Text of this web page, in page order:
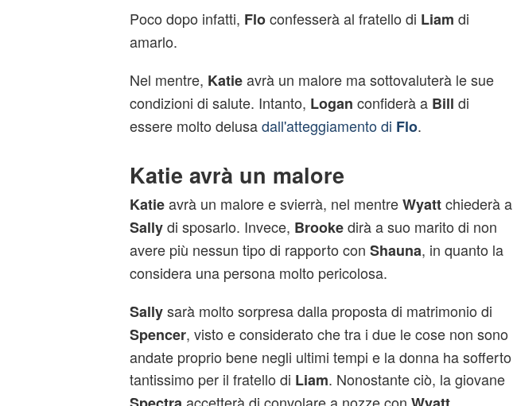
Poco dopo infatti, Floconfesserà al fratello di Liam di
amarlo.
Nel mentre, Katieavrà un malore ma sottovaluterà le sue
condizioni di salute. Intanto, Logan confiderà a Bill di
essere molto delusadall'atteggiamento di Flo.
Katie avrà un malore
Katieavrà un malore e svierrà, nel mentreWyattchiederà a
Sallydi sposarlo. Invece, Brookedirà a suo marito di non
avere più nessun tipo di rapporto con Shauna, in quanto la
considera una persona molto pericolosa.
Sallysarà molto sorpresa dalla proposta di matrimonio di
Spencer, visto e considerato che tra i due le cose non sono
andate proprio bene negli ultimi tempi e la donna ha sofferto
tantissimo per il fratello di Liam. Nonostante ciò, la giovane